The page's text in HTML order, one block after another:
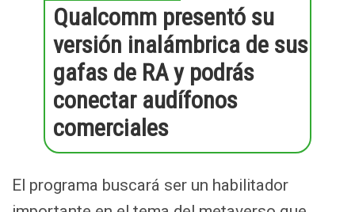
Qualcomm presentó su
versión inalámbrica de sus
gafas de RA y podrás
conectar audífonos
comerciales
El programa buscará ser un habilitador